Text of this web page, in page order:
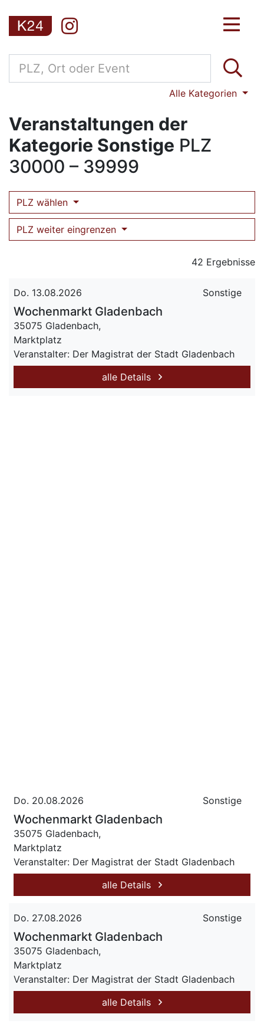
Alle Kategorien
Veranstaltungen der
Kategorie Sonstige PLZ
30000 – 39999
PLZ wählen
PLZ weiter eingrenzen
42 Ergebnisse
Do. 13.08.2026 Sonstige
Wochenmarkt Gladenbach
35075 Gladenbach,
Marktplatz
Veranstalter: Der Magistrat der Stadt Gladenbach
alle Details
Do. 20.08.2026 Sonstige
Wochenmarkt Gladenbach
35075 Gladenbach,
Marktplatz
Veranstalter: Der Magistrat der Stadt Gladenbach
alle Details
Do. 27.08.2026 Sonstige
Wochenmarkt Gladenbach
35075 Gladenbach,
Marktplatz
Veranstalter: Der Magistrat der Stadt Gladenbach
alle Details